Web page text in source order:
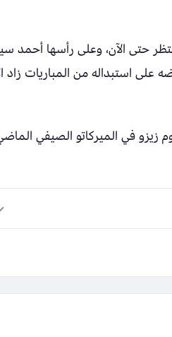
حتى الآن، وعلى رأسها أحمد
على استبداله من المباريات زاد
في الميركاتو الصيفي